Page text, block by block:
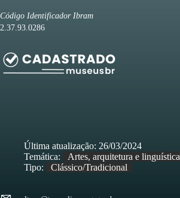
Código Identificador Ibram
2.37.93.0286
Última atualização: 26/03/2024
Temática:
Artes, arquitetura e linguística
Tipo:
Clássico/Tradicional